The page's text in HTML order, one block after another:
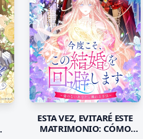
ESTA VEZ, EVITARÉ ESTE
MATRIMONIO: CÓMO